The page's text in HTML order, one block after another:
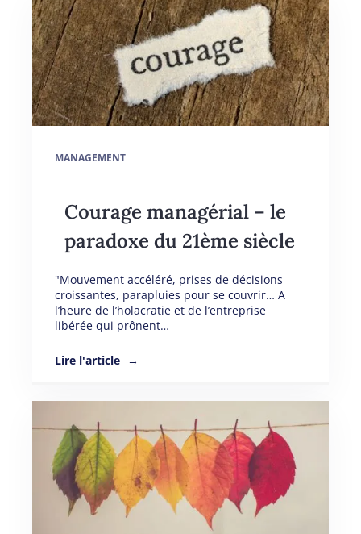
MANAGEMENT
Courage managérial – le
paradoxe du 21ème siècle
"Mouvement accéléré, prises de décisions
croissantes, parapluies pour se couvrir… A
l’heure de l’holacratie et de l’entreprise
libérée qui prônent…
Lire l'article